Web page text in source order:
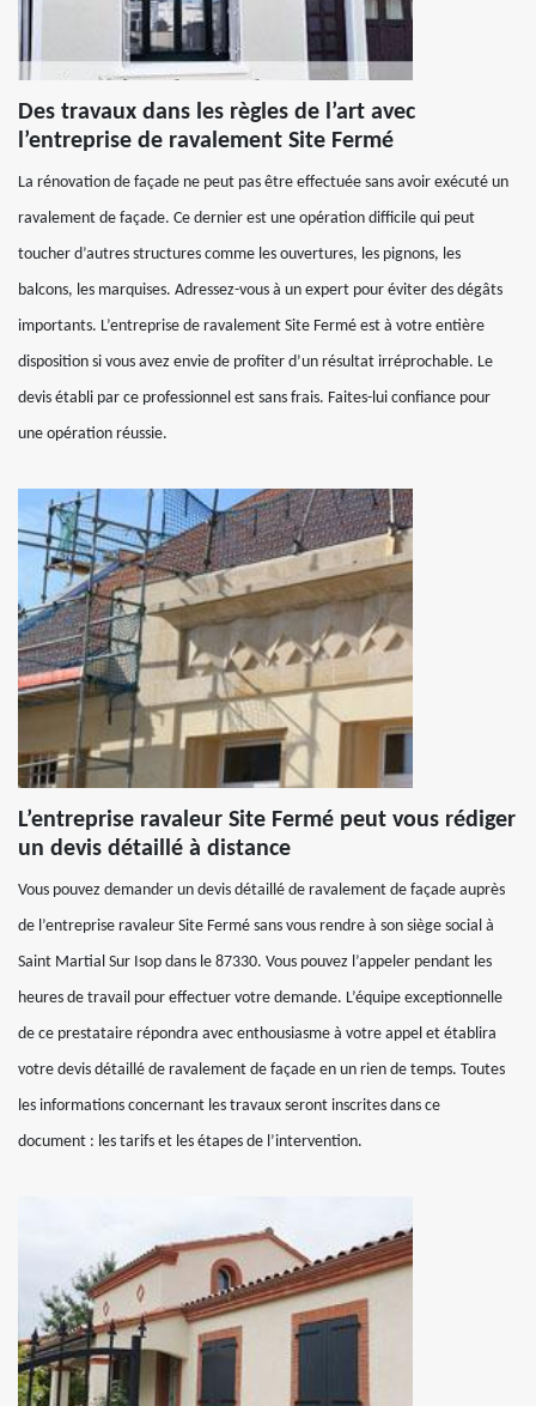
Des travaux dans les règles de l’art avec
l’entreprise de ravalement Site Fermé
La rénovation de façade ne peut pas être effectuée sans avoir exécuté un
ravalement de façade. Ce dernier est une opération difficile qui peut
toucher d’autres structures comme les ouvertures, les pignons, les
balcons, les marquises. Adressez-vous à un expert pour éviter des dégâts
importants. L’entreprise de ravalement Site Fermé est à votre entière
disposition si vous avez envie de profiter d’un résultat irréprochable. Le
devis établi par ce professionnel est sans frais. Faites-lui confiance pour
une opération réussie.
L’entreprise ravaleur Site Fermé peut vous rédiger
un devis détaillé à distance
Vous pouvez demander un devis détaillé de ravalement de façade auprès
de l’entreprise ravaleur Site Fermé sans vous rendre à son siège social à
Saint Martial Sur Isop dans le 87330. Vous pouvez l’appeler pendant les
heures de travail pour effectuer votre demande. L’équipe exceptionnelle
de ce prestataire répondra avec enthousiasme à votre appel et établira
votre devis détaillé de ravalement de façade en un rien de temps. Toutes
les informations concernant les travaux seront inscrites dans ce
document : les tarifs et les étapes de l’intervention.